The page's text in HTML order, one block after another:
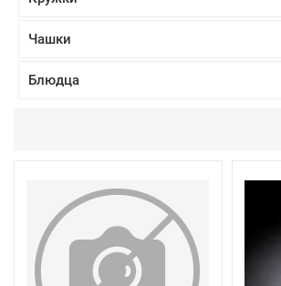
Чашки
Блюдца